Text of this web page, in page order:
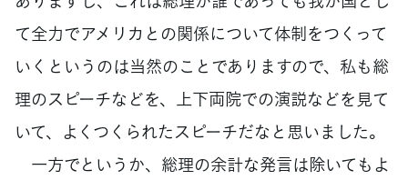
て全力でアメリカとの関係について体制をつくって
いくというのは当然のことでありますので、私も総
理のスピーチなどを、上下両院での演説などを見て
いて、よくつくられたスピーチだなと思いました。
一方でというか、総理の余計な発言は除いてもよ